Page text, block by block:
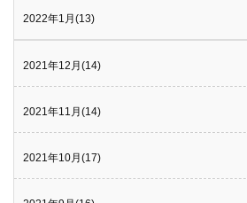
2022年1月(13)
2021年12月(14)
2021年11月(14)
2021年10月(17)